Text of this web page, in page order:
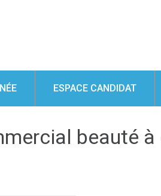
ESPACE CANDIDAT
beauté